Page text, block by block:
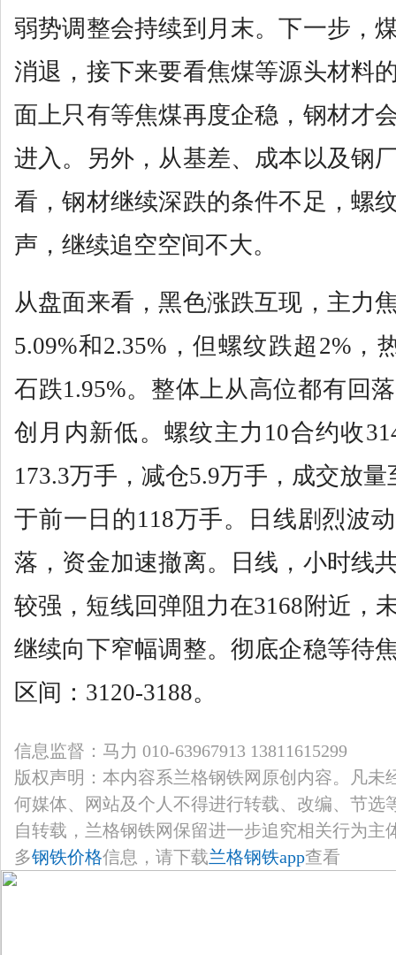
弱势调整会持续到月末。下一步，
消退，接下来要看焦煤等源头材料
面上只有等焦煤再度企稳，钢材才
进入。另外，从基差、成本以及钢
看，钢材继续深跌的条件不足，螺
声，继续追空空间不大。
从盘面来看，黑色涨跌互现，主力
5.09%和2.35%，但螺纹跌超2%，
石跌1.95%。整体上从高位都有回
创月内新低。螺纹主力10合约收
173.3万手，减仓5.9万手，成交放
于前一日的118万手。日线剧烈波
落，资金加速撤离。日线，小时线
较强，短线回弹阻力在3168附近，
继续向下窄幅调整。彻底企稳等待
区间：3120-3188。
信息监督：马力 010-63967913 13811615299
版权声明：本内容系兰格钢铁网原创内容。凡未
何媒体、网站及个人不得进行转载、改编、节选
自转载，兰格钢铁网保留进一步追究相关行为主
多钢铁价格信息，请下载兰格钢铁app查看